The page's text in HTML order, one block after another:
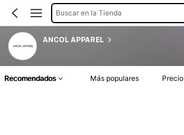
Buscar en la Tienda
ANCOL APPAREL
Recomendados Más populares Precio